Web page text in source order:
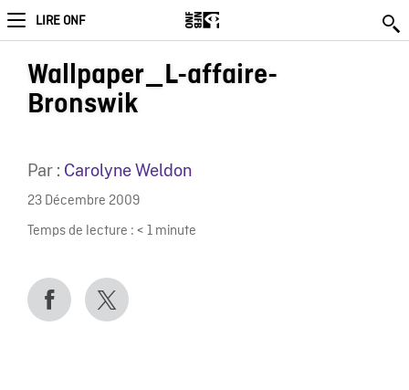
LIRE ONF
Wallpaper_L-affaire-
Bronswik
Par : Carolyne Weldon
23 Décembre 2009
Temps de lecture : < 1 minute